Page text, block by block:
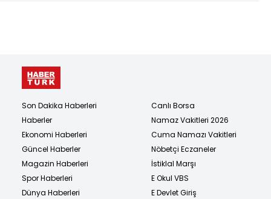
Son Dakika Haberleri
Haberler
Ekonomi Haberleri
Güncel Haberler
Magazin Haberleri
Spor Haberleri
Dünya Haberleri
Canlı Borsa
Namaz Vakitleri 2026
Cuma Namazı Vakitleri
Nöbetçi Eczaneler
İstiklal Marşı
E Okul VBS
E Devlet Giriş